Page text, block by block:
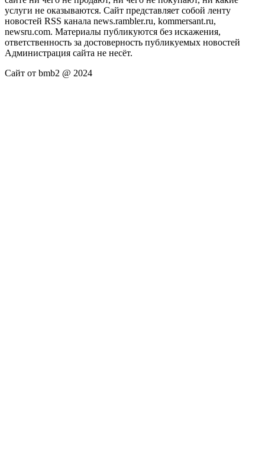
услуги не оказываются. Сайт представляет собой ленту
новостей RSS канала news.rambler.ru, kommersant.ru,
newsru.com. Материалы публикуются без искажения,
ответственность за достоверность публикуемых новостей
Администрация сайта не несёт.
Сайт от bmb2 @ 2024